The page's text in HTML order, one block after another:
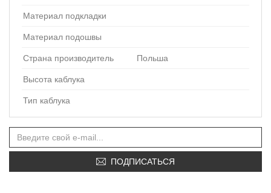
Материал подкладки
Материал подошвы
Страна производитель Польша
Высота каблука
Тип каблука
ПОДПИСАТЬСЯ